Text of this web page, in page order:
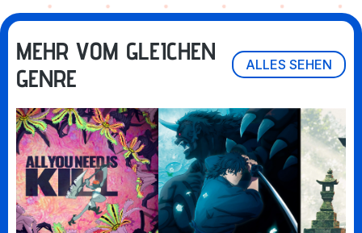
MEHR VOM GLEICHEN
GENRE
ALLES SEHEN